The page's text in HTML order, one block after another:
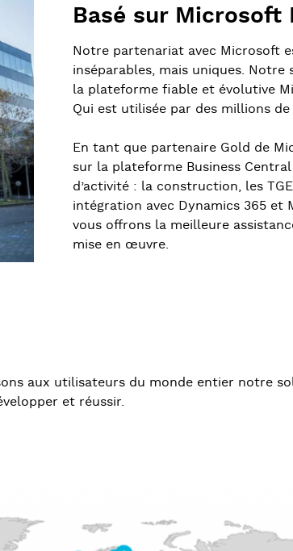
Basé sur Microsoft
Notre partenariat avec Microsoft
inséparables, mais uniques. Notre
la plateforme fiable et évolutive
Qui est utilisée par des millions
En tant que partenaire Gold de
sur la plateforme Business
d’activité : la construction, les
intégration avec Dynamics 365 et
vous offrons la meilleure
mise en œuvre.
aux utilisateurs du monde entier notre
et réussir.